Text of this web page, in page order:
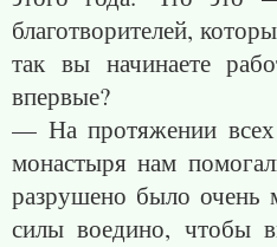
благотворителей,
так вы начинаете
впервые?
— На протяжении всех
монастыря нам
разрушено было очень
силы воедино, чтобы